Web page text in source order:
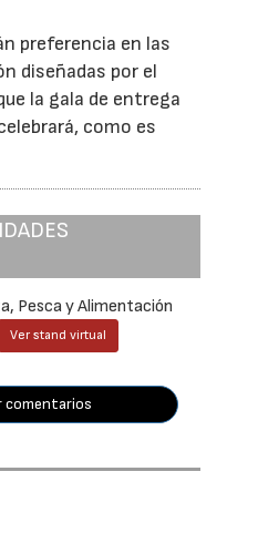
preferencia en las
diseñadas por el
la gala de entrega
como es
Pesca y Alimentación
Ver stand virtual
comentarios